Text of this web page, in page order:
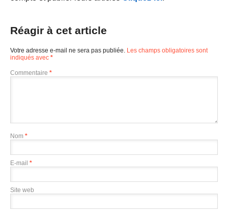
Réagir à cet article
Votre adresse e-mail ne sera pas publiée. Les champs obligatoires sont
indiqués avec *
Commentaire *
Nom *
E-mail *
Site web